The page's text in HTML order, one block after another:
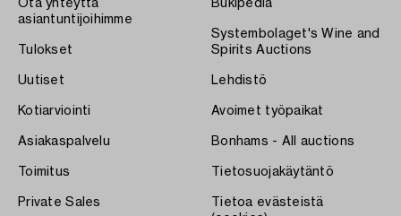
Ota yhteyttä
asiantuntijoihimme
Tulokset
Uutiset
Kotiarviointi
Asiakaspalvelu
Toimitus
Private Sales
Bukipedia
Systembolaget's Wine and
Spirits Auctions
Lehdistö
Avoimet työpaikat
Bonhams - All auctions
Tietosuojakäytäntö
Tietoa evästeistä